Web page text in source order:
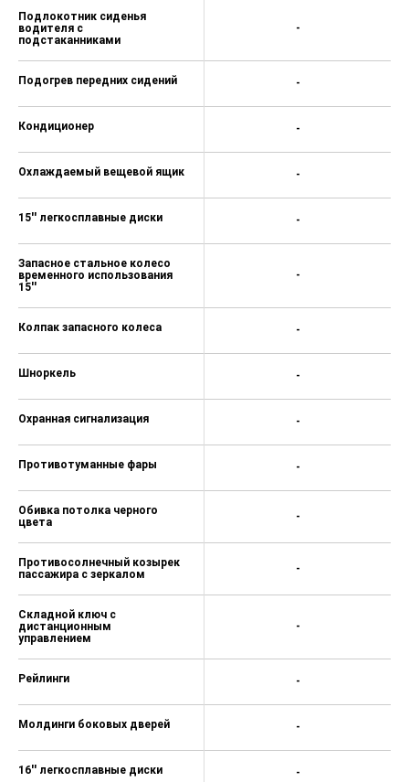
Подлокотник сиденья
водителя с
подстаканниками
Подогрев передних сидений
Кондиционер
Охлаждаемый вещевой ящик
15'' легкосплавные диски
Запасное стальное колесо
временного использования
15''
Колпак запасного колеса
Шноркель
Охранная сигнализация
Противотуманные фары
Обивка потолка черного
цвета
Противосолнечный козырек
пассажира с зеркалом
Складной ключ с
дистанционным
управлением
Рейлинги
Молдинги боковых дверей
16'' легкосплавные диски
-
-
-
-
-
-
-
-
-
-
-
-
-
-
-
-